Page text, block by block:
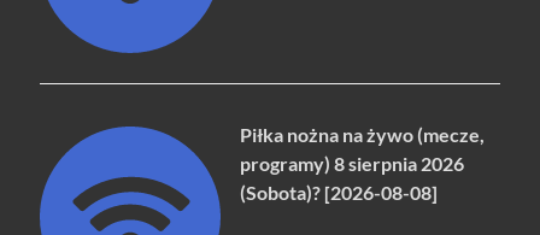
Piłka nożna na żywo (mecze,
programy) 8 sierpnia 2026
(Sobota)? [2026-08-08]